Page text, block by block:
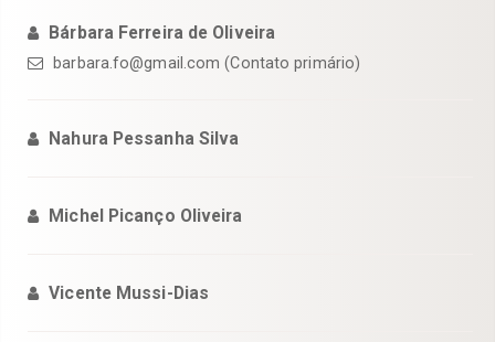
Bárbara Ferreira de Oliveira
barbara.fo@gmail.com (Contato primário)
Nahura Pessanha Silva
Michel Picanço Oliveira
Vicente Mussi-Dias